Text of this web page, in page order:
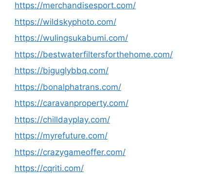
https://merchandisesport.com/
https://wildskyphoto.com/
https://wulingsukabumi.com/
https://bestwaterfiltersforthehome.com/
https://biguglybbq.com/
https://bonalphatrans.com/
https://caravanproperty.com/
https://chilldayplay.com/
https://myrefuture.com/
https://crazygameoffer.com/
https://cqriti.com/